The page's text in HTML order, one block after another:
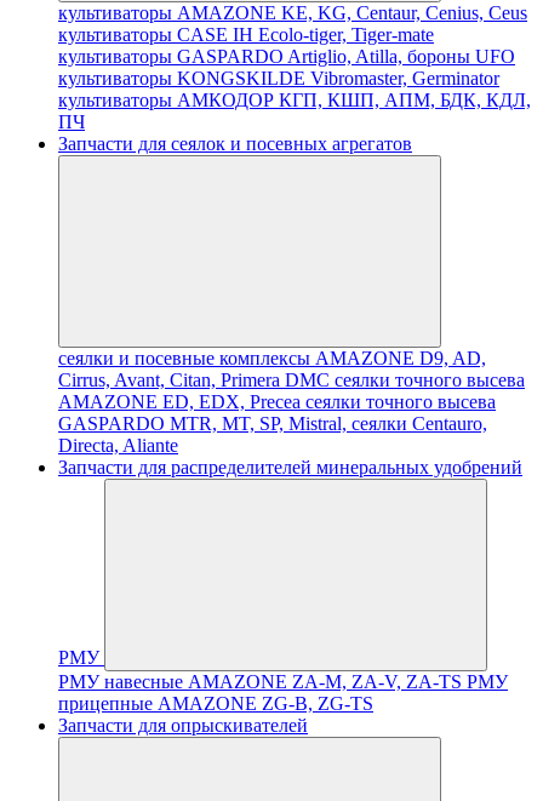
культиваторы AMAZONE KE, KG, Centaur, Cenius, Ceus
культиваторы CASE IH Ecolo-tiger, Tiger-mate
культиваторы GASPARDO Artiglio, Atilla, бороны UFO
культиваторы KONGSKILDE Vibromaster, Germinator
культиваторы АМКОДОР КГП, КШП, АПМ, БДК, КДЛ,
ПЧ
Запчасти для сеялок и посевных агрегатов
сеялки и посевные комплексы AMAZONE D9, AD,
Cirrus, Avant, Citan, Primera DMC сеялки точного высева
AMAZONE ED, EDX, Precea сеялки точного высева
GASPARDO MTR, MT, SP, Mistral, сеялки Centauro,
Directa, Aliante
Запчасти для распределителей минеральных удобрений
РМУ
РМУ навесные AMAZONE ZA-M, ZA-V, ZA-TS РМУ
прицепные AMAZONE ZG-B, ZG-TS
Запчасти для опрыскивателей